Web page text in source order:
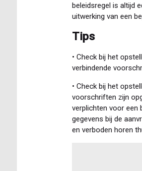
beleidsregel is altijd
uitwerking van een
Tips
• Check bij het
verbindende
• Check bij het
voorschriften zijn
verplichten voor een
gegevens bij de
en verboden horen